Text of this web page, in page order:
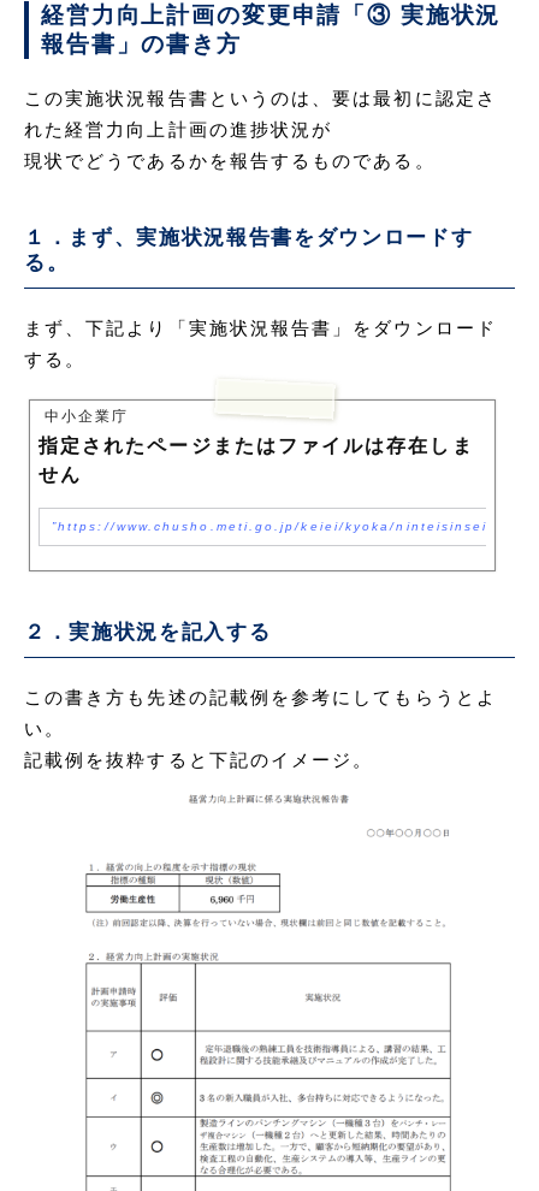
経営力向上計画の変更申請「③ 実施状況
報告書」の書き方
この実施状況報告書というのは、要は最初に認定さ
れた経営力向上計画の進捗状況が
現状でどうであるかを報告するものである。
１．まず、実施状況報告書をダウンロードす
る。
まず、下記より「実施状況報告書」をダウンロード
する。
中小企業庁
指定されたページまたはファイルは存在しま
せん
https://www.chusho.meti.go.jp/keiei/kyoka/
２．実施状況を記入する
この書き方も先述の記載例を参考にしてもらうとよ
い。
記載例を抜粋すると下記のイメージ。